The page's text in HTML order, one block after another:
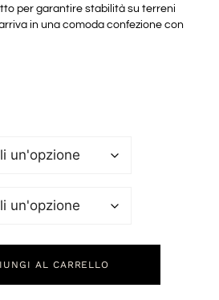
per garantire stabilità su terreni
in una comoda confezione con
AL CARRELLO